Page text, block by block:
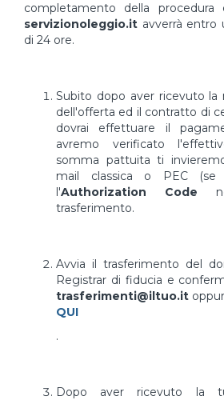
completamento della
servizionoleggio.it avverrà entro
di 24 ore.
Subito dopo aver ricevuto la
dell'offerta ed il contratto di
dovrai effettuare il
avremo verificato
somma pattuita ti
mail classica o PEC (se
l'Authorization Code
trasferimento.
Avvia il trasferimento del
Registrar di fiducia e
trasferimenti@iltuo.it
QUI
.
Dopo aver ricevuto la